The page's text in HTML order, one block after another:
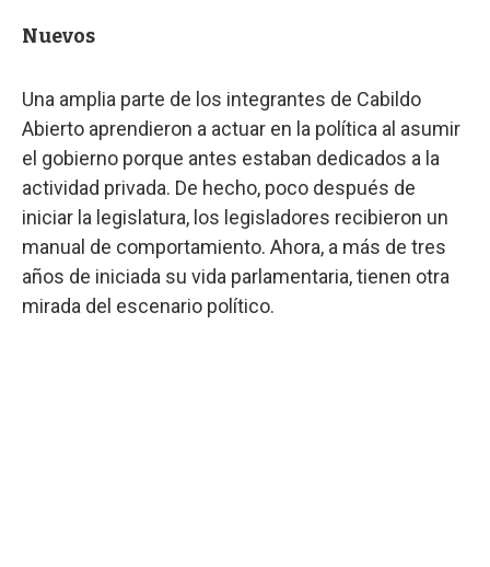
Nuevos
Una amplia parte de los integrantes de Cabildo
Abierto aprendieron a actuar en la política al asumir
el gobierno porque antes estaban dedicados a la
actividad privada. De hecho, poco después de
iniciar la legislatura, los legisladores recibieron un
manual de comportamiento. Ahora, a más de tres
años de iniciada su vida parlamentaria, tienen otra
mirada del escenario político.